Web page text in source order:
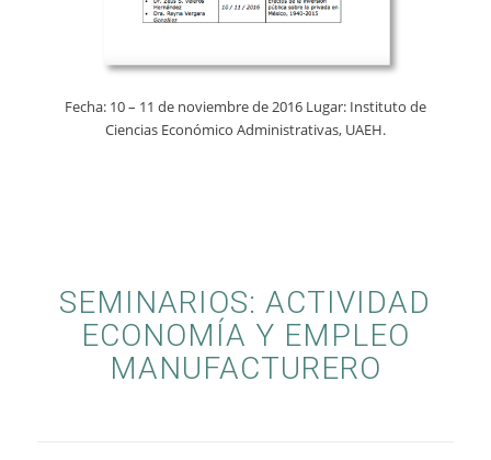
Fecha: 10 – 11 de noviembre de 2016 Lugar: Instituto de
Ciencias Económico Administrativas, UAEH.
SEMINARIOS: ACTIVIDAD
ECONOMÍA Y EMPLEO
MANUFACTURERO